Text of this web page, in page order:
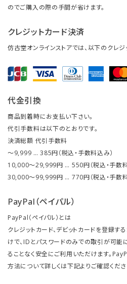
のでご購入の際の手間が省けます。
クレジットカード決済
仿古堂オンラインストアでは、以下のクレ
代金引換
商品到着時にお支払い下さい。
代引手数料は以下のとおりです。
決済総額 代引手数料
～9,999 … 385円（税込・手数料込み）
10,000～29,999円 … 550円（税込・手数料
30,000～99,999円 … 770円（税込・手数料
PayPal（ペイパル）
PayPal（ペイパル）とは
クレジットカード、デビットカードを登録
けで、IDとパスワードのみでの取引が可能
ることなく安全にご利用いただけます。
方法について詳しくは下記よりご確認くだ